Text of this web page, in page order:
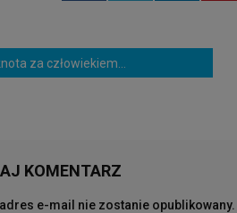
za człowiekiem…
KOMENTARZ
e-mail nie zostanie opublikowany.